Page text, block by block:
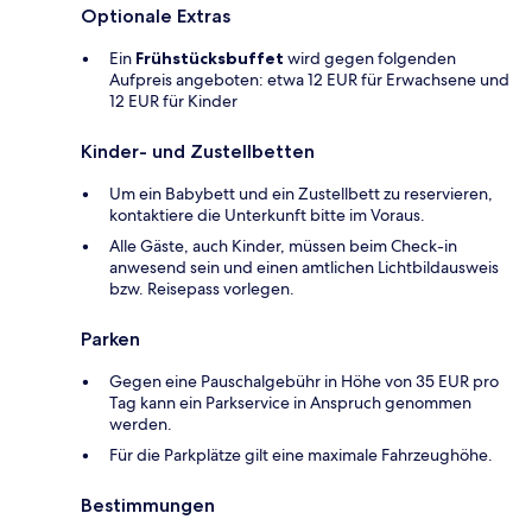
Optionale Extras
Ein Frühstücksbuffet wird gegen folgenden
Aufpreis angeboten: etwa 12 EUR für Erwachsene und
12 EUR für Kinder
Kinder- und Zustellbetten
Um ein Babybett und ein Zustellbett zu reservieren,
kontaktiere die Unterkunft bitte im Voraus.
Alle Gäste, auch Kinder, müssen beim Check-in
anwesend sein und einen amtlichen Lichtbildausweis
bzw. Reisepass vorlegen.
Parken
Gegen eine Pauschalgebühr in Höhe von 35 EUR pro
Tag kann ein Parkservice in Anspruch genommen
werden.
Für die Parkplätze gilt eine maximale Fahrzeughöhe.
Bestimmungen